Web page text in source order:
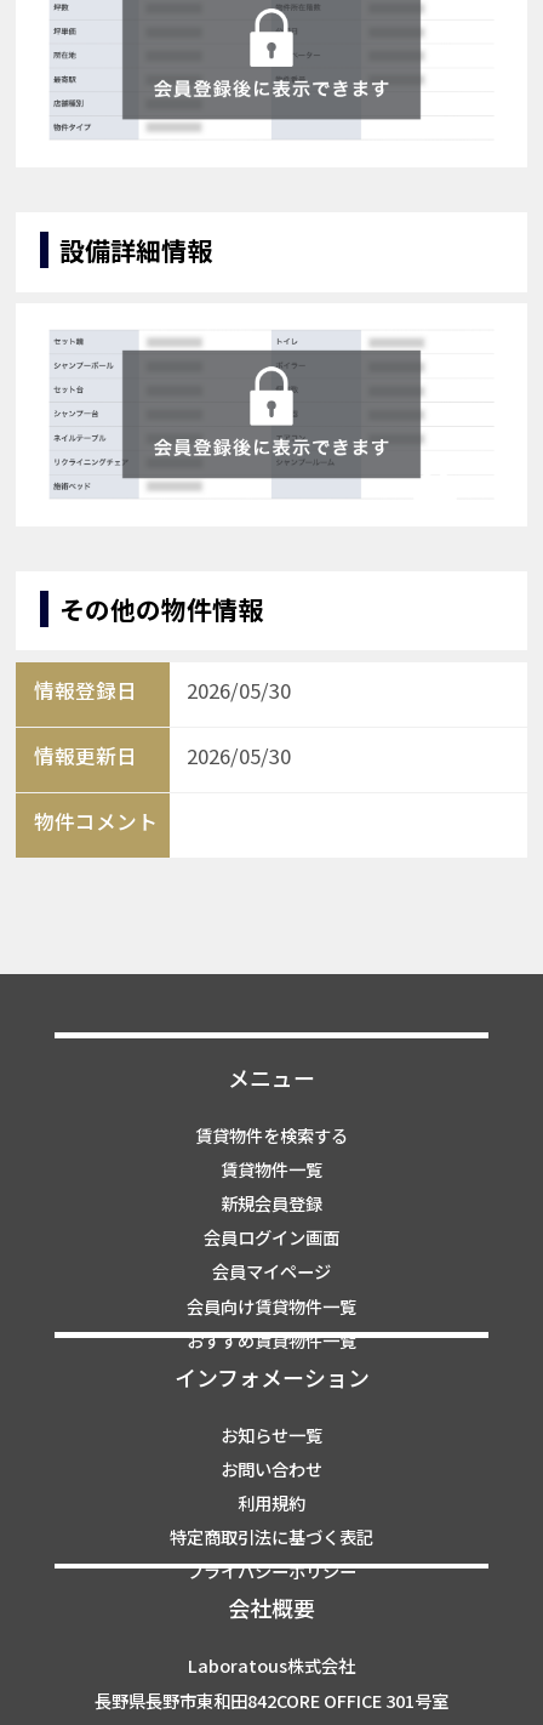
設備詳細情報
その他の物件情報
情報登録日 2026/05/30
情報更新日 2026/05/30
物件コメント
メニュー
賃貸物件を検索する
賃貸物件一覧
新規会員登録
会員ログイン画面
会員マイページ
会員向け賃貸物件一覧
おすすめ賃貸物件一覧
インフォメーション
お知らせ一覧
お問い合わせ
利用規約
特定商取引法に基づく表記
プライバシーポリシー
会社概要
Laboratous株式会社
長野県長野市東和田842CORE OFFICE 301号室